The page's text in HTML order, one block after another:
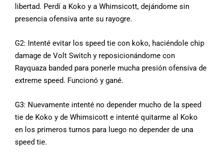
libertad. Perdí a Koko y a Whimsicott, dejándome sin
presencia ofensiva ante su rayogre.
G2: Intenté evitar los speed tie con koko, haciéndole chip
damage de Volt Switch y reposicionándome con
Rayquaza banded para ponerle mucha presión ofensiva de
extreme speed. Funcionó y gané.
G3: Nuevamente intenté no depender mucho de la speed
tie de Koko y de Whimsicott e intenté quitarme al Koko
en los primeros turnos para luego no depender de una
speed tie.